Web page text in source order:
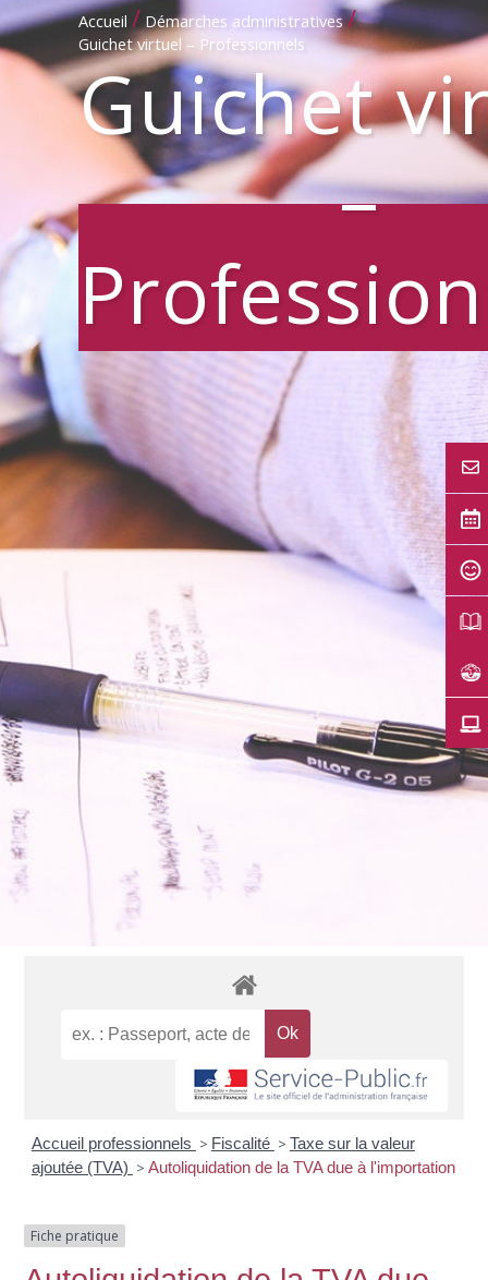
Accueil / Démarches administratives /
Guichet virtuel – Professionnels
Guichet
–
Accueil professionnels > Fiscalité > Taxe sur la valeur
ajoutée (TVA) > Autoliquidation de la TVA due à l'importation
Fiche pratique